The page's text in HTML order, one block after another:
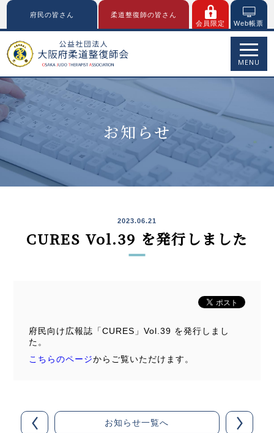
府民の皆さん
柔道整復師の皆さん
会員限定
Web帳票
MENU
お知らせ
2023.06.21
CURES Vol.39 を発行しました
府民向け広報誌「CURES」Vol.39 を発行しまし
た。
こちらのページからご覧いただけます。
お知らせ一覧へ